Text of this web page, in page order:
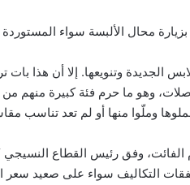
بزيارة محال الألبسة سواء
الجديدة وتنويعها. إلا أن هذا
وهو ما حرم فئة كبيرة منهم من
وملّوا منها أو لم تعد تناسب
الشتوية ارتفعت 20% عن العام الفائت، وفق رئيس
التكاليف سواء على صعيد سعر